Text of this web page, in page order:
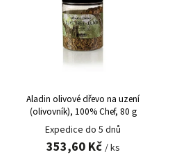
Aladin olivové dřevo na uzení
(olivovník), 100% Chef, 80 g
Expedice do 5 dnů
353,60 Kč / ks